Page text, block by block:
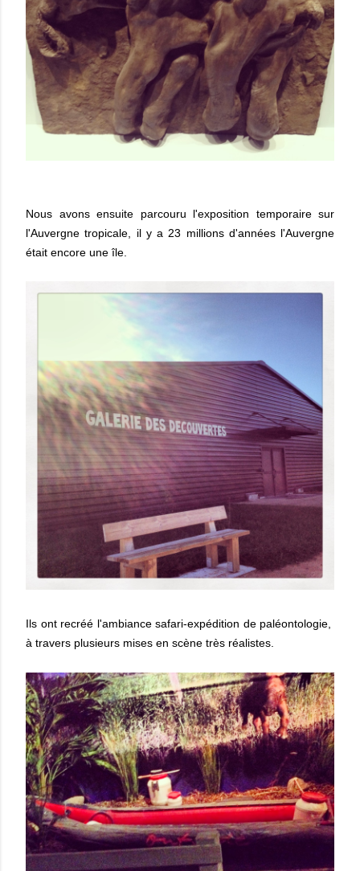
Nous avons ensuite parcouru l'exposition temporaire sur
l'Auvergne tropicale, il y a 23 millions d'années l'Auvergne
était encore une île.
Ils ont recréé l'ambiance safari-expédition de paléontologie,
à travers plusieurs mises en scène très réalistes.